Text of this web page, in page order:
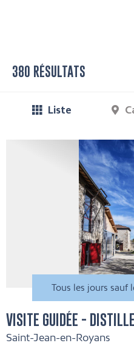
380 RÉSULTATS
Liste
Tous les jours sauf
VISITE GUIDÉE -
Saint-Jean-en-Royans